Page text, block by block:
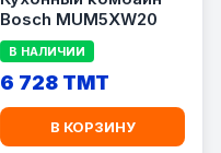
Bosch MUM5XW20
В НАЛИЧИИ
6 728 TMT
В КОРЗИНУ